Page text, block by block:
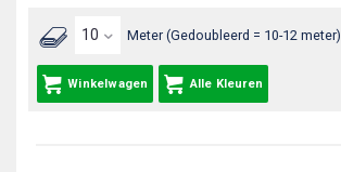
Meter (Gedoubleerd = 10-12 meter)
Winkelwagen Alle Kleuren